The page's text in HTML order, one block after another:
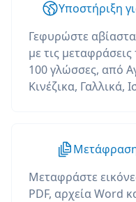
Υποστήριξη
Γεφυρώστε αβίαστα
με τις
100 γλώσσες, από
Κινέζικα, Γαλλικά,
Μεταφράστε
PDF, αρχεία Word